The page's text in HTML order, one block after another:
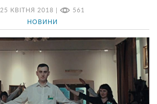
25 КВІТНЯ 2018 | 561
НОВИНИ